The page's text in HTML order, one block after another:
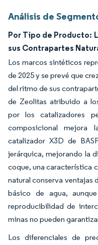
Análisis de
Por Tipo de Producto:
sus Contrapartes
Los marcos sintéticos
de 2025 y se prevé que
del ritmo de sus
de Zeolitas atribuido a
por los catalizadores
composicional mejora
catalizador X3D de
jerárquica, mejorando la
coque, una característica
natural conserva ventajas
básico de agua,
reproducibilidad de
minas no pueden
Los diferenciales de